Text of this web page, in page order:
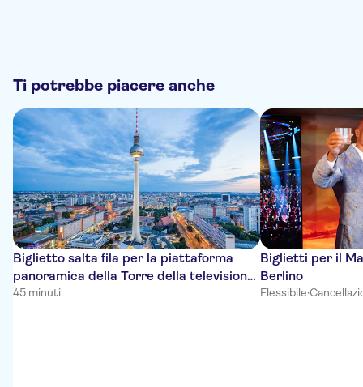
Ti potrebbe piacere anche
Biglietto salta fila per la piattaforma
panoramica della Torre della televisione
di Berlino
45 minuti
Biglietti per il
Berlino
Flessibile·